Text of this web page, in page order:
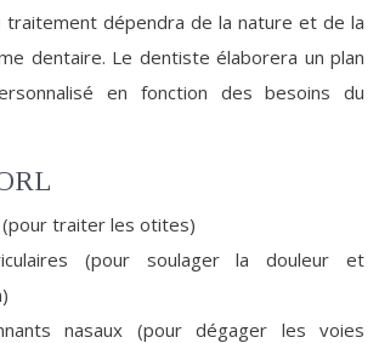
traitement dépendra de la nature et de la
dentaire. Le dentiste élaborera un plan
en fonction des besoins du
traiter les otites)
(pour soulager la douleur et
nasaux (pour dégager les voies